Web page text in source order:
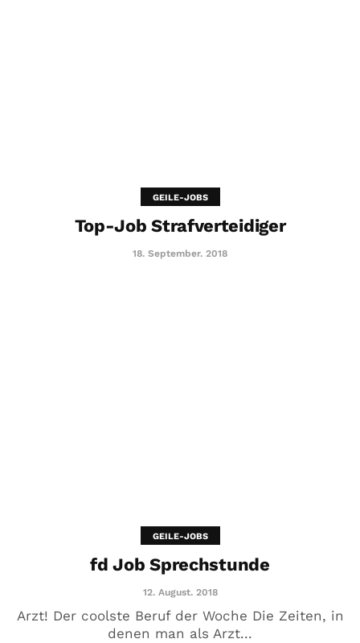
GEILE-JOBS
Top-Job Strafverteidiger
18. September. 2018
GEILE-JOBS
fd Job Sprechstunde
12. August. 2018
Arzt! Der coolste Beruf der Woche Die Zeiten, in
denen man als Arzt...